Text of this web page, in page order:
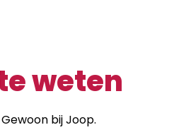
weten
bij Joop.